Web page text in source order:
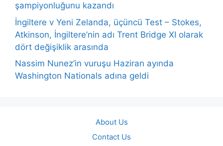
şampiyonluğunu kazandı
İngiltere v Yeni Zelanda, üçüncü Test – Stokes,
Atkinson, İngiltere’nin adı Trent Bridge XI olarak
dört değişiklik arasında
Nassim Nunez’in vuruşu Haziran ayında
Washington Nationals adına geldi
About Us
Contact Us